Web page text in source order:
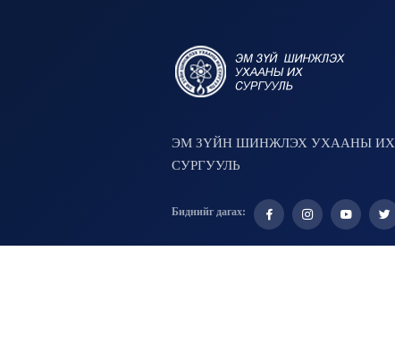
ЭМ ЗҮЙН ШИНЖЛЭХ УХААНЫ ИХ
СУРГУУЛЬ
Биднийг дагах: